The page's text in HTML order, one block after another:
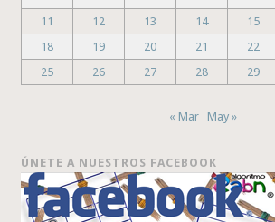
11
12 13 14 15
18
19 20 21 22
25
26 27 28 29
« Mar May »
ÚNETE A NUESTROS FACEBOOK